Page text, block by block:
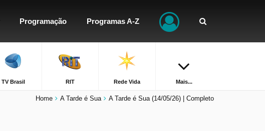
Programação Programas A-Z
TV Brasil RIT Rede Vida Mais...
Home A Tarde é Sua A Tarde é Sua (14/05/26) | Completo